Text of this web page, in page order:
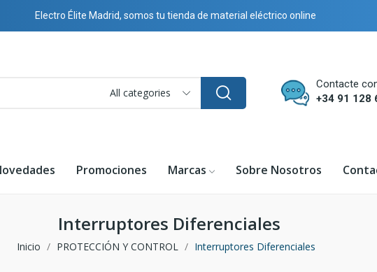
Electro Élite Madrid, somos tu tienda de material eléctrico online
All categories
Contacte
+34 91 128
Promociones Marcas Sobre Nosotros
Interruptores Diferenciales
Inicio PROTECCIÓN Y CONTROL Interruptores Diferenciales